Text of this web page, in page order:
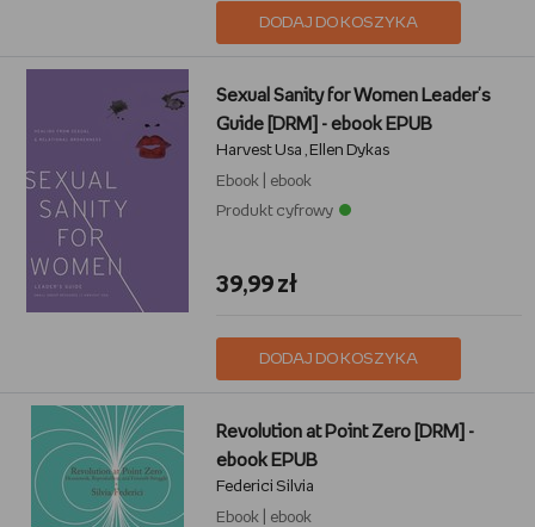
DODAJ DO KOSZYKA
Sexual Sanity for Women Leader's
Guide [DRM] - ebook EPUB
Harvest Usa
Ellen Dykas
Ebook
ebook
Produkt cyfrowy
39,99 zł
DODAJ DO KOSZYKA
Revolution at Point Zero [DRM] -
ebook EPUB
Federici Silvia
Ebook
ebook